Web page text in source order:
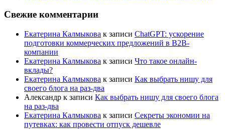
Свежие комментарии
Екатерина Калмыкова к записи ChatGPT: ускорение
подготовки коммерческих предложений в B2B-
компании
Екатерина Калмыкова к записи Что такое онлайн-
вклады?
Екатерина Калмыкова к записи Как выбрать нишу для
своего блога на раз-два
Александр к записи Как выбрать нишу для своего блога
на раз-два
Екатерина Калмыкова к записи Секреты экономии на
путевках: как провести отпуск дешевле